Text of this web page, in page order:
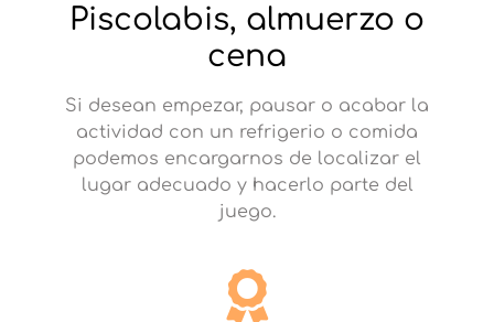
Piscolabis, almuerzo o
cena
Si desean empezar, pausar o acabar la
actividad con un refrigerio o comida
podemos encargarnos de localizar el
lugar adecuado y hacerlo parte del
juego.